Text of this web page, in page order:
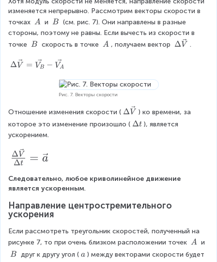
a
p
h
i
2
r
p
h
_
3
\
v
a
r
p
h
i
_
t
t
=
\
el
\
D
el
a
n
s
t
изменяется непрерывно. Рассмотрим векторы скорости в
точках \
\
A
A и \
\
B
B (см. рис. 7). Они направлены в разные
стороны, поэтому не равны. Если вычесть из скорости в
точке \
B
B скорость в точке \
A , получаем вектор \
e
c
ΔV .
\
\
v
e
{
V
=
\
v
e
c
{
V
_
B
ΔV = VB − VA
Рис. 7. Векторы скорости
Отношение изменения скорости ( \
D
e
V
ΔV ) ко времени, за
которое это изменение произошло ( \
Δt ), является
ускорением.
\f
r
a
{
\
D
el
Δt
ΔV = a
Следовательно, любое криволинейное движение
является ускоренным.
Направление центростремительного
ускорения
Если рассмотреть треугольник скоростей, полученный на
рисунке 7, то при очень близком расположении точек \
\
A и
\
B друг к другу угол ( \
a ) между векторами скорости будет